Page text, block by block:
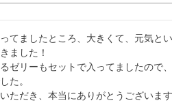
てましたところ、大きくて、元気と
ました！
ゼリーもセットで入ってましたので
た。
ただき、本当にありがとうございます